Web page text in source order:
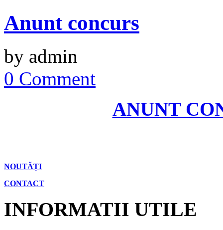
Anunt concurs
by admin
0 Comment
ANUNT
NOUTĂȚI
CONTACT
INFORMATII UTILE